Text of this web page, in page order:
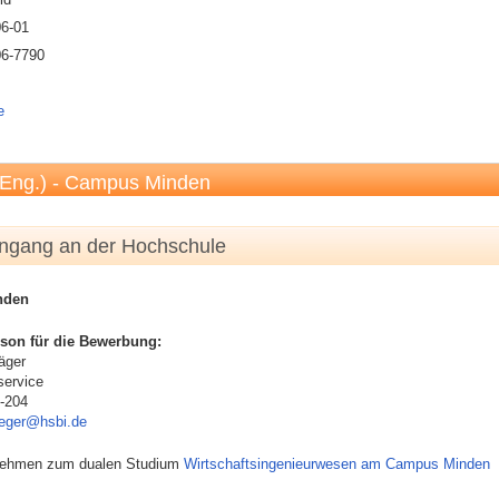
01
7790
- Campus Minden
an der Hochschule
für die Bewerbung:
204
zum dualen Studium Wirtschaftsingenieurwesen am Campus Minden